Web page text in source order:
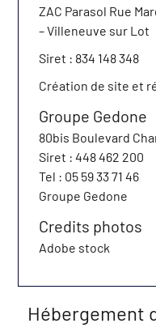
ZAC Parasol Rue
– Villeneuve sur Lot
Siret : 834 148 348
Création de site et
Groupe Gedone
80bis Boulevard
Siret : 448 462 200
Tel : 05 59 33 71 46
Groupe Gedone
Credits photos
Adobe stock
Hébergement